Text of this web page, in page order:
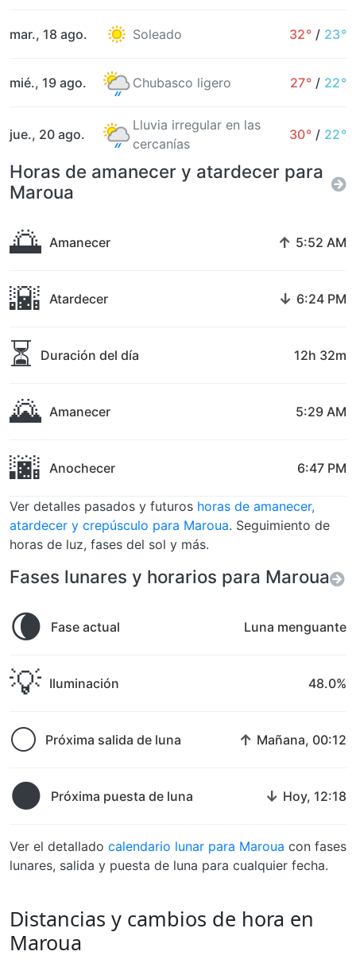
mar., 18 ago. Soleado 32° / 23°
mié., 19 ago. Chubasco ligero 27° / 22°
jue., 20 ago.
Lluvia irregular en las
cercanías
30° / 22°
Horas de amanecer y atardecer para
Maroua
🌅 Amanecer ↑ 5:52 AM
🌇 Atardecer ↓ 6:24 PM
⏳ Duración del día 12h 32m
🌄 Amanecer 5:29 AM
🌆 Anochecer 6:47 PM
Ver detalles pasados y futuros horas de amanecer,
atardecer y crepúsculo para Maroua. Seguimiento de
horas de luz, fases del sol y más.
Fases lunares y horarios para Maroua
🌘 Fase actual Luna menguante
💡 Iluminación 48.0%
🌕 Próxima salida de luna ↑ Mañana, 00:12
🌑 Próxima puesta de luna ↓ Hoy, 12:18
Ver el detallado calendario lunar para Maroua con fases
lunares, salida y puesta de luna para cualquier fecha.
Distancias y cambios de hora en
Maroua